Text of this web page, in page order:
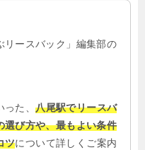
リースバック」編集部の
った、八尾駅でリースバ
選び方や、最もよい条件
ツについて詳しくご案内